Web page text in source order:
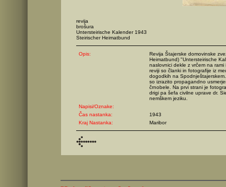
revija
brošura
Untersteirische Kalender 1943
Steirischer Heimatbund
Opis:
Revija Štajerske domovinske
Heimatbund) "Untersteirische
naslovnici dekle z vrčem na
reviji so članki in fotografije iz
dogodkih na
so izrazito propagandno
črnobele. Na prvi strani je
drigi pa šefa civilne uprave dr.
nemškem jeziku.
Napisi/Oznake:
Čas nastanka:
1943
Kraj Nastanka:
Maribor